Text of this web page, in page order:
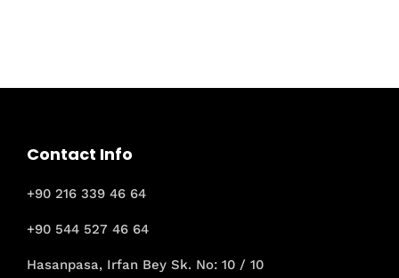
Contact Info
+90 216 339 46 64
+90 544 527 46 64
Hasanpasa, Irfan Bey Sk. No: 10 / 10